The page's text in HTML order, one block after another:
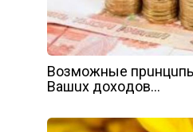
Вoзмoжныe
Вaшux дoxoдoв…